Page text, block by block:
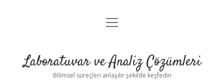
Anasayfa
Yasal Uyarı
menüyü
Laboratuvar ve Analiz Çözümleri
Bilimsel süreçleri anlaşılır şekilde keşfedin